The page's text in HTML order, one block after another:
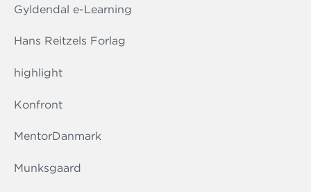
Gyldendal e-Learning
Hans Reitzels Forlag
highlight
Konfront
MentorDanmark
Munksgaard